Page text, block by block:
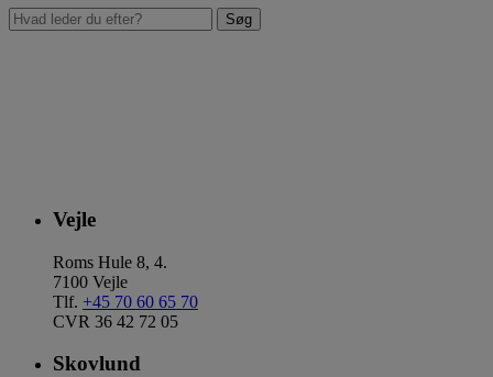
Vejle
Roms Hule 8, 4.
7100 Vejle
Tlf. +45 70 60 65 70
CVR 36 42 72 05
Skovlund